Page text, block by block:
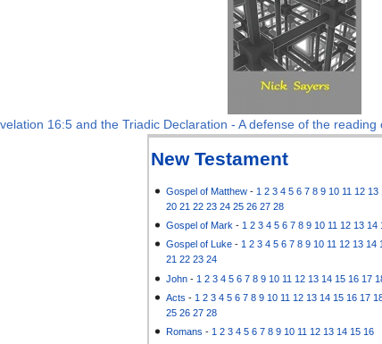
16:5 and the Triadic Declaration - A defense of the reading
New Testament
Gospel of Matthew - 1 2 3 4 5 6 7 8 9 10 11 12 13
20 21 22 23 24 25 26 27 28
Gospel of Mark - 1 2 3 4 5 6 7 8 9 10 11 12 13 14
Gospel of Luke -1 2 3 4 5 6 7 8 9 10 11 12 13 14
21 22 23 24
John - 1 2 3 4 5 6 7 8 9 10 11 12 13 14 15 16 17
Acts - 1 2 3 4 5 6 7 8 9 10 11 12 13 14 15 16 17
25 26 27 28
Romans - 1 2 3 4 5 6 7 8 9 10 11 12 13 14 15 16